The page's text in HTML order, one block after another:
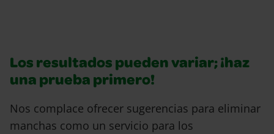
Los resultados pueden variar; ¡haz
una prueba primero!
Nos complace ofrecer sugerencias para eliminar
manchas como un servicio para los